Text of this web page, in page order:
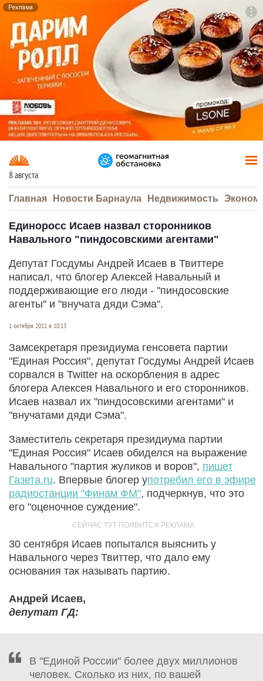
Реклама
8 августа
Главная Новости Барнаула Недвижимость
Единоросс Исаев назвал сторонников
Навального "пиндосовскими агентами"
Депутат Госдумы Андрей Исаев в Твиттере
написал, что блогер Алексей Навальный и
поддерживающие его люди - "пиндосовские
агенты" и "внучата дяди Сэма".
1 октября 2011 в 10:13
Замсекретаря президиума генсовета партии
"Единая Россия", депутат Госдумы Андрей Исаев
сорвался в Twitter на оскорбления в адрес
блогера Алексея Навального и его сторонников.
Исаев назвал их "пиндосовскими агентами" и
"внучатами дяди Сэма".
Заместитель секретаря президиума партии
"Единая Россия" Исаев обиделся на выражение
Навального "партия жуликов и воров", пишет
Газета.ru. Впервые блогер употребил его в эфире
радиостанции "Финам ФМ", подчеркнув, что это
его "оценочное суждение".
30 сентября Исаев попытался выяснить у
Навального через Твиттер, что дало ему
основания так называть партию.
Андрей Исаев,
депутат ГД:
В "Единой России" более двух миллионов
человек. Сколько из них, по вашей